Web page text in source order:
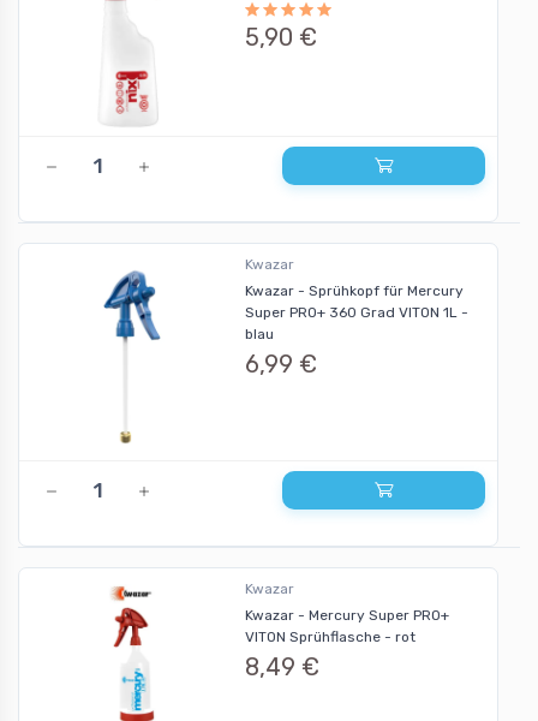
5,90 €
Kwazar
Kwazar - Sprühkopf für Mercury
Super PRO+ 360 Grad VITON 1L -
blau
6,99 €
Kwazar
Kwazar - Mercury Super PRO+
VITON Sprühflasche - rot
8,49 €